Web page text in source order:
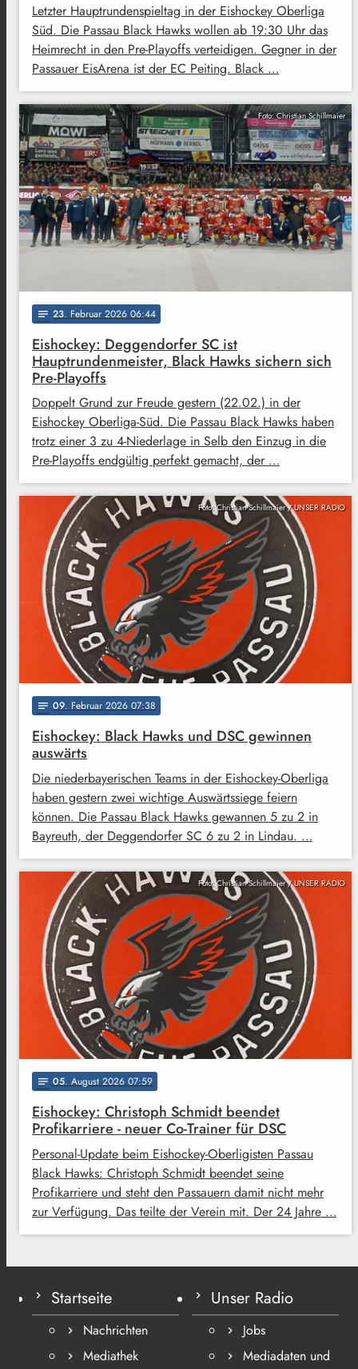
Letzter Hauptrundenspieltag in der Eishockey Oberliga
Süd. Die Passau Black Hawks wollen ab 19:30 Uhr das
Heimrecht in den Pre-Playoffs verteidigen. Gegner in der
Passauer EisArena ist der EC Peiting. Black …
Foto: Christian Schillmaier
notes 23. Februar 2026 06:44
Eishockey: Deggendorfer SC ist
Hauptrundenmeister, Black Hawks sichern sich
Pre-Playoffs
Doppelt Grund zur Freude gestern (22.02.) in der
Eishockey Oberliga-Süd. Die Passau Black Hawks haben
trotz einer 3 zu 4-Niederlage in Selb den Einzug in die
Pre-Playoffs endgültig perfekt gemacht, der …
Foto: Christian Schillmaier / UNSER RADIO
notes 09. Februar 2026 07:38
Eishockey: Black Hawks und DSC gewinnen
auswärts
Die niederbayerischen Teams in der Eishockey-Oberliga
haben gestern zwei wichtige Auswärtssiege feiern
können. Die Passau Black Hawks gewannen 5 zu 2 in
Bayreuth, der Deggendorfer SC 6 zu 2 in Lindau. …
Foto: Christian Schillmaier / UNSER RADIO
notes 05. August 2026 07:59
Eishockey: Christoph Schmidt beendet
Profikarriere - neuer Co-Trainer für DSC
Personal-Update beim Eishockey-Oberligisten Passau
Black Hawks: Christoph Schmidt beendet seine
Profikarriere und steht den Passauern damit nicht mehr
zur Verfügung. Das teilte der Verein mit. Der 24 Jahre …
Startseite
Nachrichten
Mediathek
Unser Radio
Jobs
Mediadaten und